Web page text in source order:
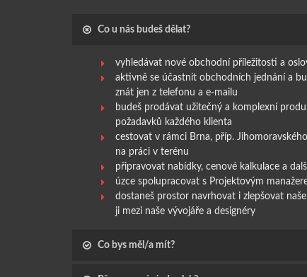
Co u nás budeš dělat?
vyhledávat nové obchodní příležitosti a
aktivně se účastnit obchodních jednání a
znát jen z telefonu a e-mailu
budeš prodávat užitečný a komplexní
požadavků každého klienta
cestovat v rámci Brna, příp.
na práci v terénu
připravovat nabídky, cenové kalkulace a
úzce spolupracovat s Projektovým
dostaneš prostor navrhovat i zlepšovat
ji mezi naše vývojáře a designéry
Co bys měl/a mít?